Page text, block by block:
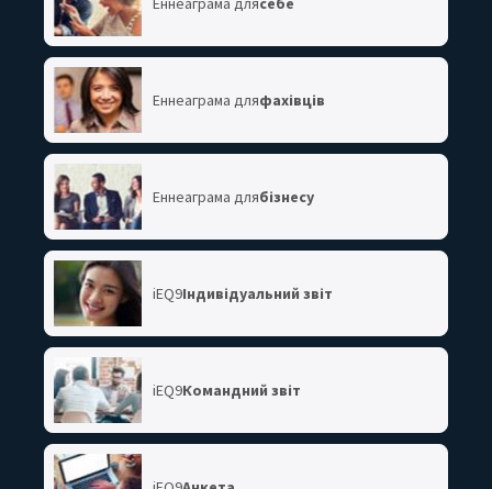
Еннеаграма дляфахівців
Еннеаграма длябізнесу
iEQ9Індивідуальний звіт
iEQ9Командний звіт